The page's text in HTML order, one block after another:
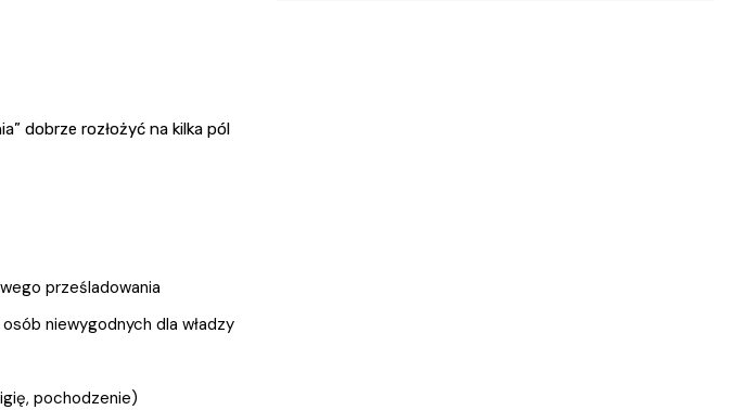
dobrze rozłożyć na kilka pól
prześladowania
niewygodnych dla władzy
pochodzenie)